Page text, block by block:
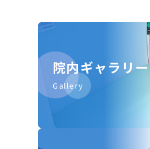
院内ギャラリー
Gallery